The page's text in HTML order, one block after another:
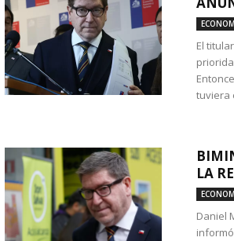
El
tuviera
LA
Daniel